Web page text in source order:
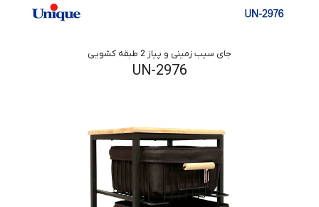
جای سیب زمینی و پیاز 2 طبقه کشویی
UN-2976